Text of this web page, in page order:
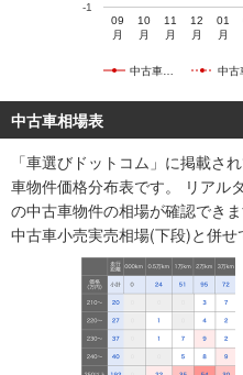
中古車… 中古
09
月
10
月
11
月
12
月
01
月
-1
中古車相場表
「車選びドットコム」に掲載さ
車物件価格分布表です。 リアル
の中古車物件の相場が確認でき
中古車小売実売相場(下段)と併せ